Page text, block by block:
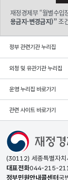
재정경제부 “월별수입
용금지-변경금지)”조
정부 관련기관 누리집
외청 및 유관기관 누리집
운영 누리집 바로가기
관련 사이트 바로가기
(30112) 세종특별자치
대표전화044-215-
정부민원안내콜센터국